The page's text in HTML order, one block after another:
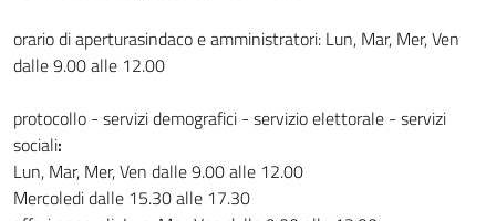
orario di aperturasindaco e amministratori: Lun, Mar, Mer, Ven
dalle 9.00 alle 12.00
protocollo - servizi demografici - servizio elettorale - servizi
sociali:
Lun, Mar, Mer, Ven dalle 9.00 alle 12.00
Mercoledi dalle 15.30 alle 17.30